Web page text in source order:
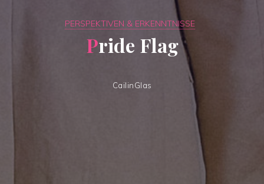
PERSPEKTIVEN & ERKENNTNISSE
Pride Flag
CailinGlas